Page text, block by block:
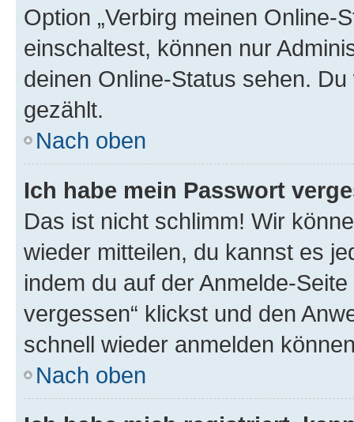
Option „Verbirg meinen Online-
einschaltest, können nur
deinen Online-Status sehen.
gezählt.
Nach oben
Ich habe mein Passwort
Das ist nicht schlimm! Wir
wieder mitteilen, du kannst es
indem du auf der Anmelde-
vergessen“ klickst und den
schnell wieder anmelden
Nach oben